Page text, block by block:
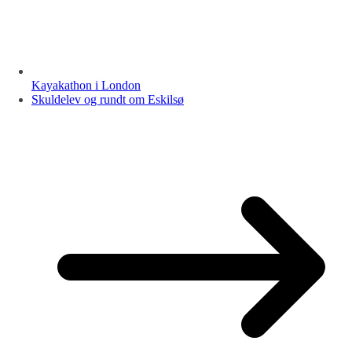
Kayakathon i London
Skuldelev og rundt om Eskilsø